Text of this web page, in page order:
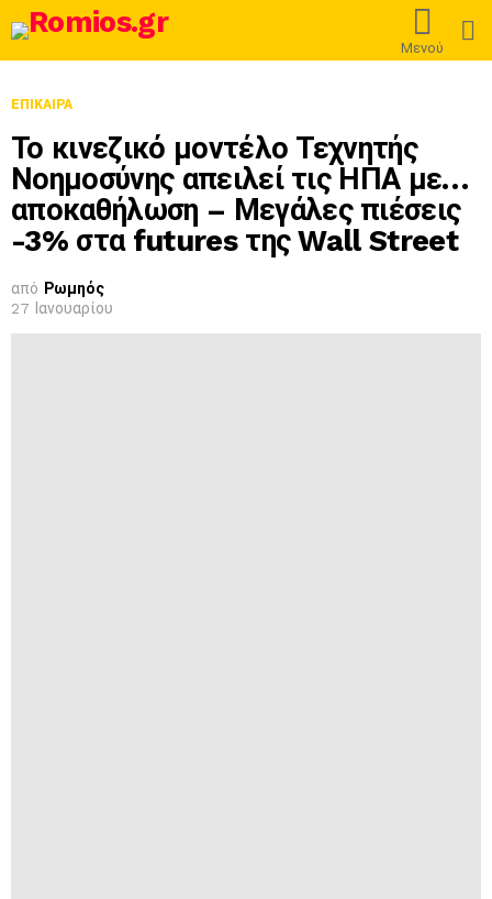
Μενού
ΕΠΊΚΑΙΡΑ
Το κινεζικό μοντέλο Τεχνητής
Νοημοσύνης απειλεί τις ΗΠΑ με…
αποκαθήλωση – Μεγάλες πιέσεις
-3% στα futures της Wall Street
από Ρωμηός
27 Ιανουαρίου